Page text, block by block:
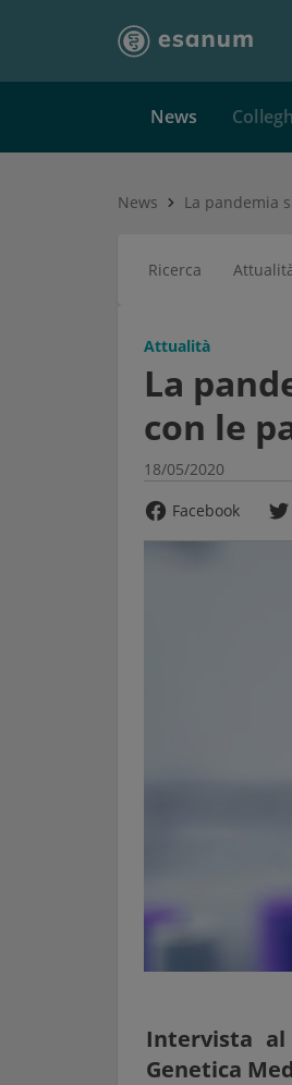
News
News
Ricerca
Attualità
La
con le
18/05/2020
Facebook
Intervista
Genetica